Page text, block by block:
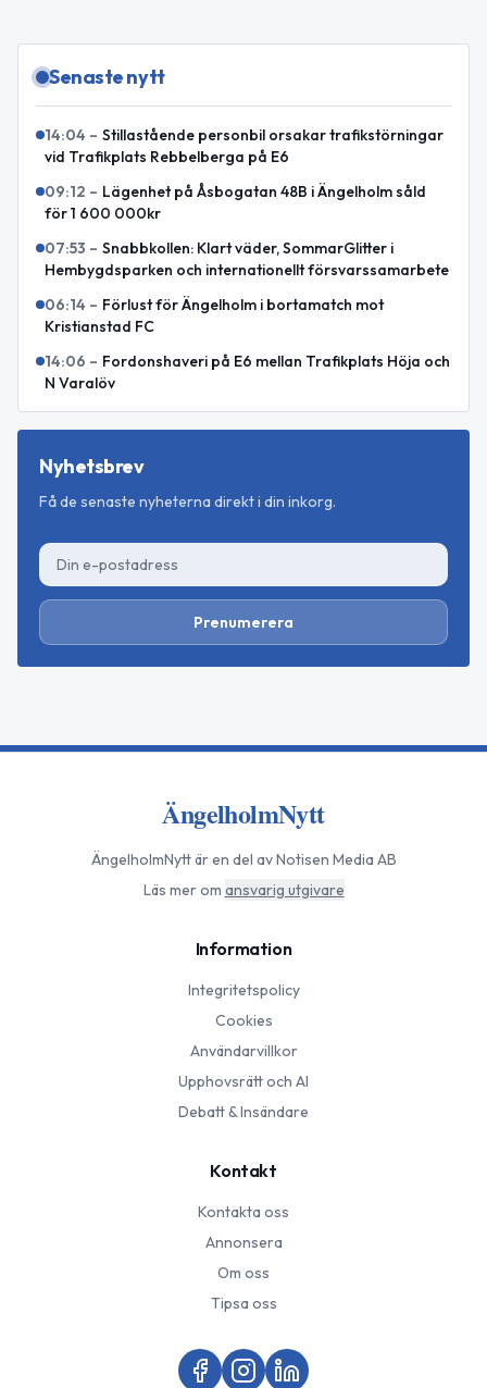
Senaste nytt
14:04 – Stillastående personbil orsakar trafikstörningar
vid Trafikplats Rebbelberga på E6
09:12 – Lägenhet på Åsbogatan 48B i Ängelholm såld
för 1 600 000kr
07:53 – Snabbkollen: Klart väder, SommarGlitter i
Hembygdsparken och internationellt försvarssamarbete
06:14 – Förlust för Ängelholm i bortamatch mot
Kristianstad FC
14:06 – Fordonshaveri på E6 mellan Trafikplats Höja och
N Varalöv
Nyhetsbrev
Få de senaste nyheterna direkt i din inkorg.
Prenumerera
ÄngelholmNytt
ÄngelholmNyttär en del av Notisen Media AB
Läs mer om ansvarig utgivare
Information
Integritetspolicy
Cookies
Användarvillkor
Upphovsrätt och AI
Debatt & Insändare
Kontakt
Kontakta oss
Annonsera
Om oss
Tipsa oss